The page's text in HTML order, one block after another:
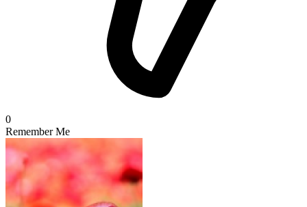
0
Remember Me